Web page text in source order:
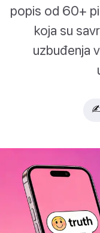
popis od 60+
koja su
uzbuđenja